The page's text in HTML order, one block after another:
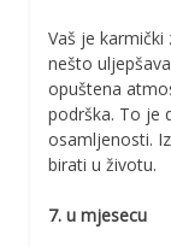
Vaš je
nešto
opuštena
podrška. To je
osamljenosti.
birati u životu.
7. u mjesecu